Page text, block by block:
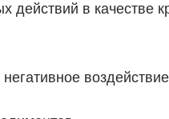
действий в качестве